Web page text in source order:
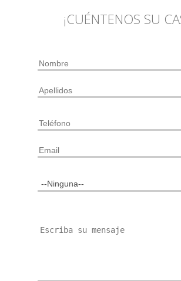
¡CUÉNTENOS SU